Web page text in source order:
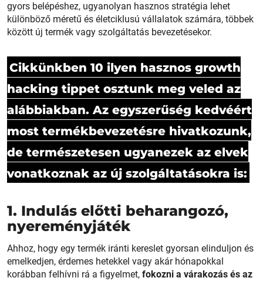
gyors belépéshez, ugyanolyan hasznos stratégia lehet
különböző méretű és életciklusú vállalatok számára, többek
között új termék vagy szolgáltatás bevezetésekor.
Cikkünkben 10 ilyen hasznos growth
hacking tippet osztunk meg veled az
alábbiakban. Az egyszerűség kedvéért
most termékbevezetésre hivatkozunk,
de természetesen ugyanezek az elvek
vonatkoznak az új szolgáltatásokra is:
1. Indulás előtti beharangozó,
nyereményjáték
Ahhoz, hogy egy termék iránti kereslet gyorsan elinduljon és
emelkedjen, érdemes hetekkel vagy akár hónapokkal
korábban felhívni rá a figyelmet, fokozni a várakozás és az